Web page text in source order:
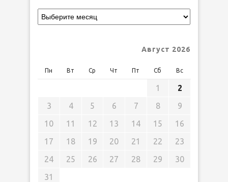
Август 2026
Пн Вт Ср Чт Пт Сб Вс
1
2
3
4 5 6 7 8
9
10
11 12 13 14 15
16
17
18 19 20 21 22
23
24
25 26 27 28 29
30
31